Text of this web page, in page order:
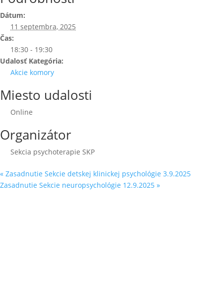
Dátum:
11 septembra, 2025
Čas:
18:30 - 19:30
Udalosť Kategória:
Akcie komory
Miesto udalosti
Online
Organizátor
Sekcia psychoterapie SKP
« Zasadnutie Sekcie detskej klinickej psychológie 3.9.2025
Zasadnutie Sekcie neuropsychológie 12.9.2025 »